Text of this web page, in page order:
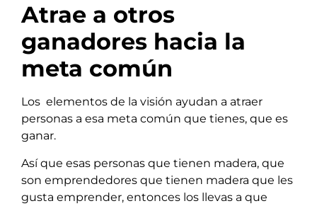
Atrae a otros
ganadores hacia la
meta común
Los elementos de la visión ayudan a atraer
personas a esa meta común que tienes, que es
ganar.
Así que esas personas que tienen madera, que
son emprendedores que tienen madera que les
gusta emprender, entonces los llevas a que